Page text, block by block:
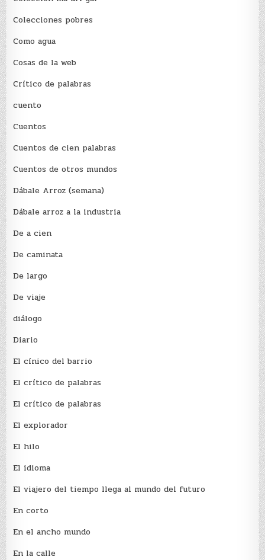
Colecciones pobres
Como agua
Cosas de la web
Crítico de palabras
cuento
Cuentos
Cuentos de cien palabras
Cuentos de otros mundos
Dábale Arroz (semana)
Dábale arroz a la industria
De a cien
De caminata
De largo
De viaje
diálogo
Diario
El cínico del barrio
El crí­tico de palabras
El crí­tico de palabras
El explorador
El hilo
El idioma
El viajero del tiempo llega al mundo del futuro
En corto
En el ancho mundo
En la calle